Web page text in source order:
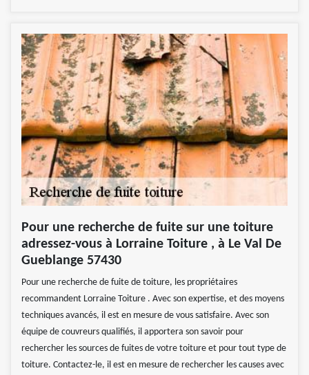
Pour une recherche de fuite sur une toiture
adressez-vous à Lorraine Toiture , à Le Val De
Gueblange 57430
Pour une recherche de fuite de toiture, les propriétaires
recommandent Lorraine Toiture . Avec son expertise, et des moyens
techniques avancés, il est en mesure de vous satisfaire. Avec son
équipe de couvreurs qualifiés, il apportera son savoir pour
rechercher les sources de fuites de votre toiture et pour tout type de
toiture. Contactez-le, il est en mesure de rechercher les causes avec